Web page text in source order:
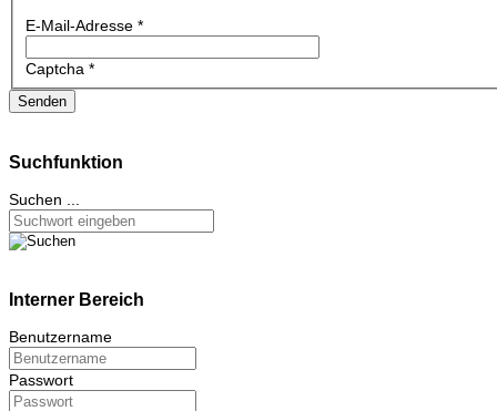
E-Mail-Adresse*
Captcha *
Senden
Suchfunktion
Suchen ...
Interner Bereich
Benutzername
Passwort